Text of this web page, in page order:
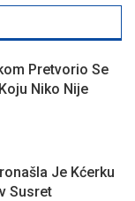
Pretvorio Se
Niko Nije
Je Kćerku
Susret